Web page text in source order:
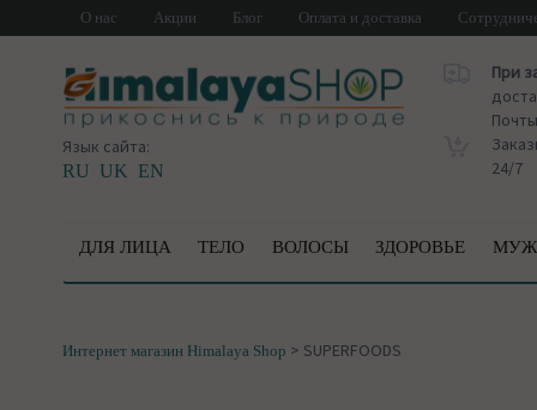
О нас Акции Блог Оплата и доставка
Язык сайта:
RU UK EN
При
24/7
ДЛЯ ЛИЦА ТЕЛО ВОЛОСЫ ЗДОРОВЬЕ
Интернет магазин Himalaya Shop > SUPERFOODS